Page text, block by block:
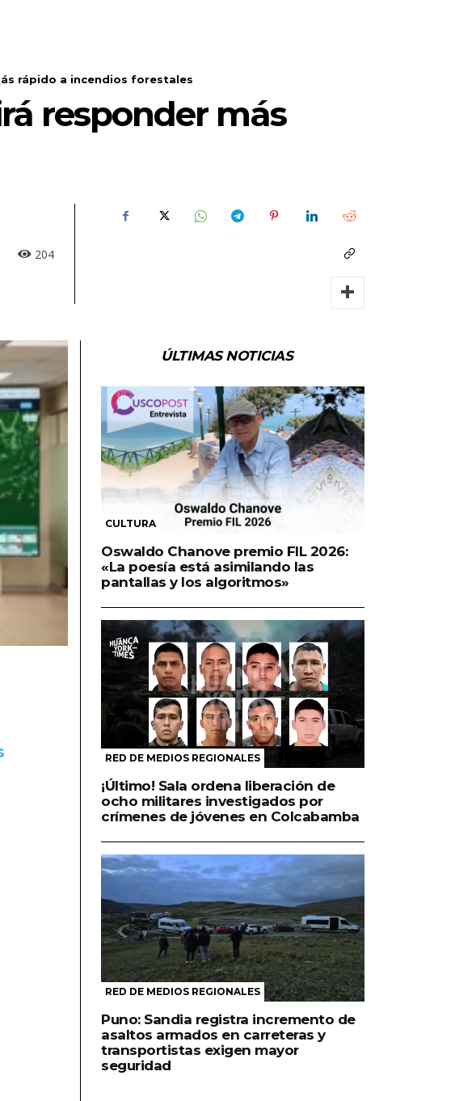
rápido a incendios forestales
responder más
204
ÚLTIMAS NOTICIAS
CULTURA
Oswaldo Chanove premio FIL 2026:
«La poesía está asimilando las
pantallas y los algoritmos»
RED DE MEDIOS REGIONALES
¡Último! Sala ordena liberación de
ocho militares investigados por
crímenes de jóvenes en Colcabamba
RED DE MEDIOS REGIONALES
Puno: Sandia registra incremento de
asaltos armados en carreteras y
transportistas exigen mayor
seguridad